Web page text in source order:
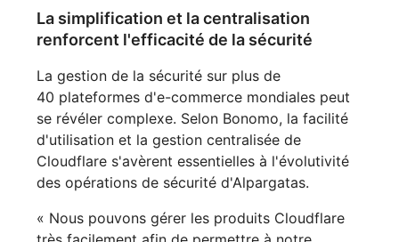
La simplification et la centralisation
renforcent l'efficacité de la sécurité
La gestion de la sécurité sur plus de
40 plateformes d'e-commerce mondiales peut
se révéler complexe. Selon Bonomo, la facilité
d'utilisation et la gestion centralisée de
Cloudflare s'avèrent essentielles à l'évolutivité
des opérations de sécurité d'Alpargatas.
« Nous pouvons gérer les produits Cloudflare